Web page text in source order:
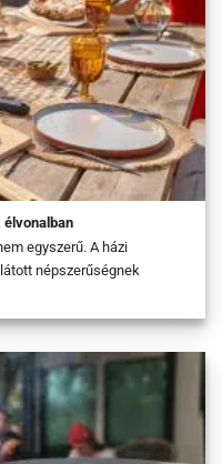
élvonalban
egyszerű. A házi
népszerűségnek